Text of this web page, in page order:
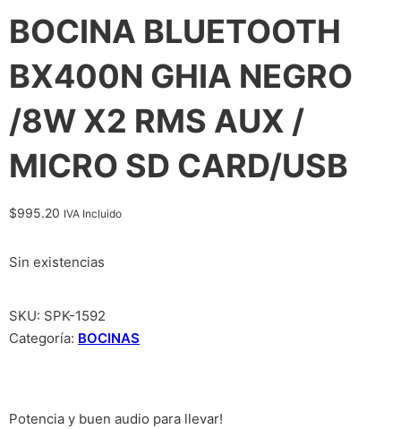
BOCINA BLUETOOTH
BX400N GHIA NEGRO
/8W X2 RMS AUX /
MICRO SD CARD/USB
$995.20 IVA Incluido
Sin existencias
SKU: SPK-1592
Categoría: BOCINAS
Potencia y buen audio para llevar!